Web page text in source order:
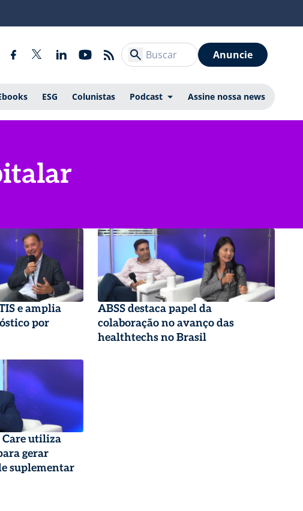
Anuncie
ESG Colunistas Podcast Assine nossa news
e amplia
por
ABSS destaca papel da
colaboração no avanço das
healthtechs no Brasil
Care utiliza
gerar
suplementar